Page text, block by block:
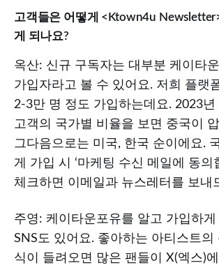
고객들은 어떻게 <Ktown4u
게 되나요?
옥산: 신규 구독자는 대부분 케이타
가입자라고 볼 수 있어요. 저희 플랫
2-3만 명 정도 가입하는데요. 2023년
고객의 국가별 비율을 보면 중국이
그다음으로는 미국, 한국 순이에요.
게 가입 시 ‘마케팅 수신 메일에 동의
체크하면 이메일과 뉴스레터를 보내
주영: 케이타운포유를 알고 가입하
SNS도 있어요. 좋아하는 아티스트의
식이 들려오면 많은 팬들이 X(엑스)